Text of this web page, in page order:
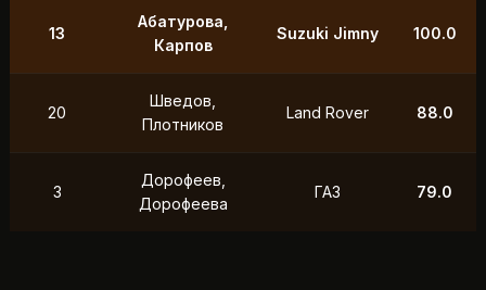
13
Абатурова,
Карпов
Suzuki Jimny 100.0
20
Шведов,
Плотников
Land Rover 88.0
3
Дорофеев,
Дорофеева
ГАЗ 79.0